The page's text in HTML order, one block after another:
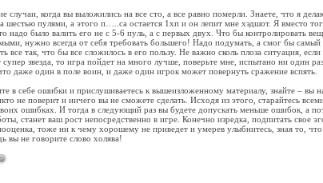
случаи, когда вы выложились на все сто, а все равно померли. Знаете, что я
шестью пулями, а этого п…..са остается 1хп и он лепит мне хэдшот. Я вместо
надо было валить его не с 5-6 пуль, а с первых двух. Что бы контролировать
нужно всегда от себя требовать большего! Надо подумать, а смог бы самый
все так, что бы все сложилось в его пользу. Не важно сколь плоза ситуация,
звезда, то игра пойдет на много лучше, поверьте мне, испытано ни один
даже один в поле воин, и даже один игрок может повернуть сражение вспять.
в себе ошибки и прислушиваетесь к вышеизложенному материалу, знайте – вы
не поверит и ничего вы не сможете сделать. Исходя из этого, старайтесь
ошибках. И тогда в следующий раз вы будете допускать меньше ошибок, а
станет ваш рост непосредственно в игре. Конечно изредка, подпитать свое
тоже ни к чему хорошему не приведет и умерев улыбнитесь, зная то,
вы не говорите слово холява!